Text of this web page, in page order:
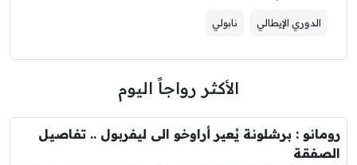
الدوري الإيطالي نابولي
الأكثر رواجاً اليوم
رومانو : برشلونة يُعير أراوخو الى ليفربول .. تفاصيل
الصفقة